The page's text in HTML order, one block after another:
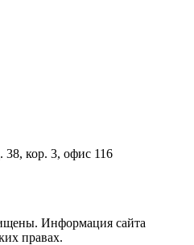
кор. 3, офис 116
Информация сайта
правах.